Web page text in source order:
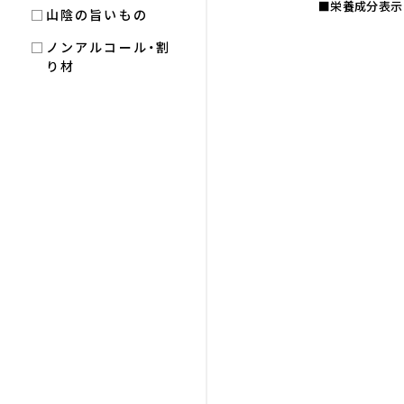
山陰の旨いもの
ノンアルコール・割
り材
■栄養成分表示